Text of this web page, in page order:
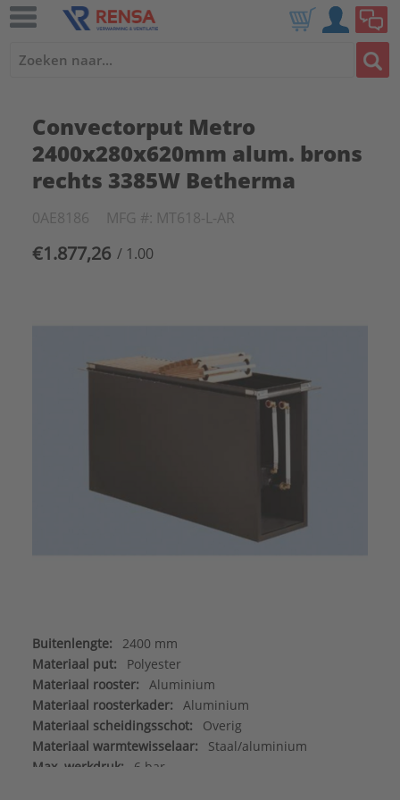
Convectorput Metro
2400x280x620mm alum. brons
rechts 3385W Betherma
0AE8186 MFG #: MT618-L-AR
€1.877,26 / 1.00
Buitenlengte:
2400 mm
Materiaal put:
Polyester
Materiaal rooster:
Aluminium
Materiaal roosterkader:
Aluminium
Materiaal scheidingsschot:
Overig
Materiaal warmtewisselaar:
Staal/aluminium
Max. werkdruk:
6 bar